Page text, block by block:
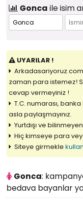
Gonca ile isim
UYARILAR !
zaman para istemez!
cevap vermeyiniz !
T.C. numarası,
asla paylaşmayınız.
Yurtdışı ve
Hiç kimseye para
Siteye girmekle
Gonca:
bedava bayanlar